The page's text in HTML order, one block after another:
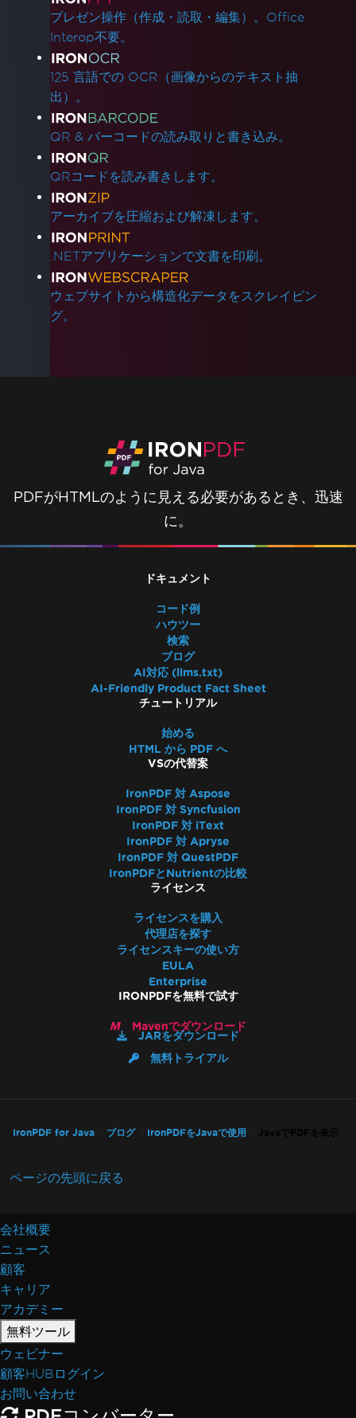
プレゼン操作（作成・読取・編集）。Office
Interop不要。
125 言語での OCR（画像からのテキスト抽
出）。
QR & バーコードの読み取りと書き込み。
QRコードを読み書きします。
アーカイブを圧縮および解凍します。
.NETアプリケーションで文書を印刷。
ウェブサイトから構造化データをスクレイピン
グ。
PDFがHTMLのように見える必要があるとき、迅速
に。
ドキュメント
コード例
ハウツー
検索
ブログ
AI対応 (llms.txt)
AI-Friendly Product Fact Sheet
チュートリアル
始める
HTML から PDF へ
VSの代替案
IronPDF 対 Aspose
IronPDF 対 Syncfusion
IronPDF 対 iText
IronPDF 対 Apryse
IronPDF 対 QuestPDF
IronPDFとNutrientの比較
ライセンス
ライセンスを購入
代理店を探す
ライセンスキーの使い方
EULA
Enterprise
IRONPDFを無料で試す
Mavenでダウンロード
JARをダウンロード
無料トライアル
IronPDF for Java ブログ IronPDFをJavaで使用 JavaでPDFを表示
ページの先頭に戻る
会社概要
ニュース
顧客
キャリア
アカデミー
無料ツール
ウェビナー
顧客HUBログイン
お問い合わせ